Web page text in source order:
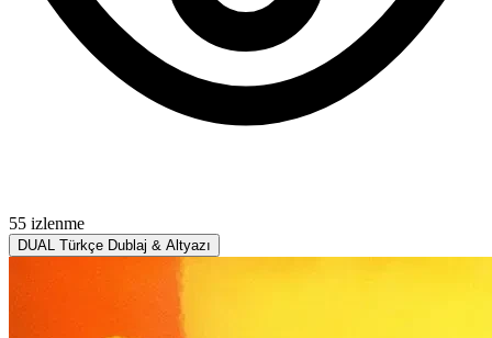
55 izlenme
DUAL Türkçe Dublaj & Altyazı